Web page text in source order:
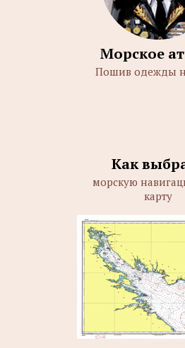
Морское
Пошив одежды
Как
морскую
карту